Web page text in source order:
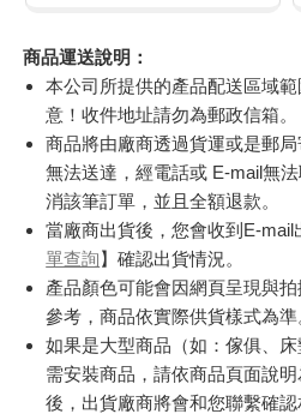
商品運送說明：
本公司所提供的產品配送區域
意！收件地址請勿為郵政信箱。
商品將由廠商透過貨運或是郵
無法送達，經電話或 E-mail無
消該筆訂單，並且全額退款。
當廠商出貨後，您會收到E-
單查詢】確認出貨情況。
產品顏色可能會因網頁呈現與
參考，商品依實際供貨樣式為準
如果是大型商品（如：傢俱、
需安裝商品，請依商品頁面說
後，出貨廠商將會和您聯繫確認